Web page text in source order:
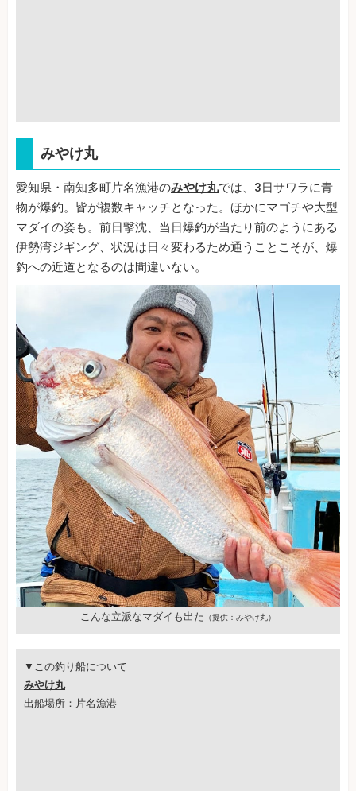
みやけ丸
愛知県・南知多町片名漁港のみやけ丸では、3日サワラに青
物が爆釣。皆が複数キャッチとなった。ほかにマゴチや大型
マダイの姿も。前日撃沈、当日爆釣が当たり前のようにある
伊勢湾ジギング、状況は日々変わるため通うことこそが、爆
釣への近道となるのは間違いない。
こんな立派なマダイも出た （提供：みやけ丸）
▼この釣り船について
みやけ丸
出船場所：片名漁港